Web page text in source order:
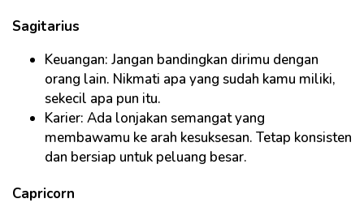
Sagitarius
Keuangan: Jangan bandingkan dirimu dengan
orang lain. Nikmati apa yang sudah kamu miliki,
sekecil apa pun itu.
Karier: Ada lonjakan semangat yang
membawamu ke arah kesuksesan. Tetap konsisten
dan bersiap untuk peluang besar.
Capricorn